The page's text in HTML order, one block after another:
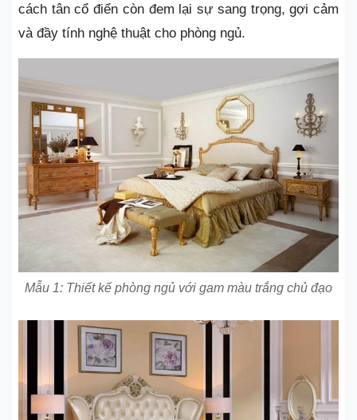
cách tân cổ điển còn đem lại sự sang trọng, gợi cảm
và đầy tính nghệ thuật cho phòng ngủ.
Mẫu 1: Thiết kế phòng ngủ với gam màu trắng chủ đạo